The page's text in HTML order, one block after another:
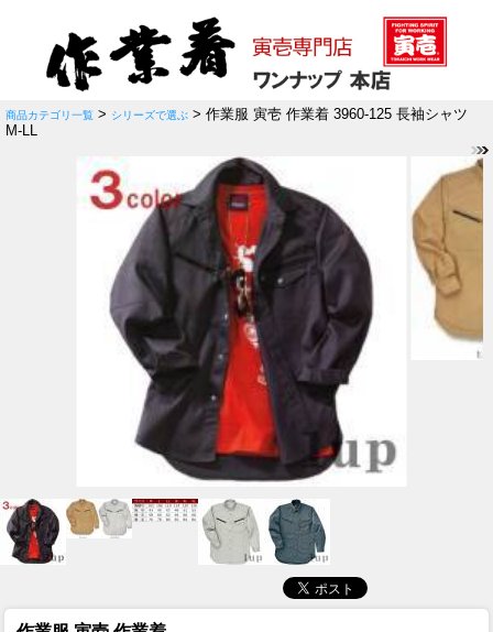
商品カテゴリ一覧 > シリーズで選ぶ > 作業服 寅壱 作業着 3960-125 長袖シャツ
M-LL